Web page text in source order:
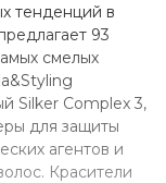
тенденций в
93
смелых
Silker Complex 3,
для защиты
агентов и
Красители